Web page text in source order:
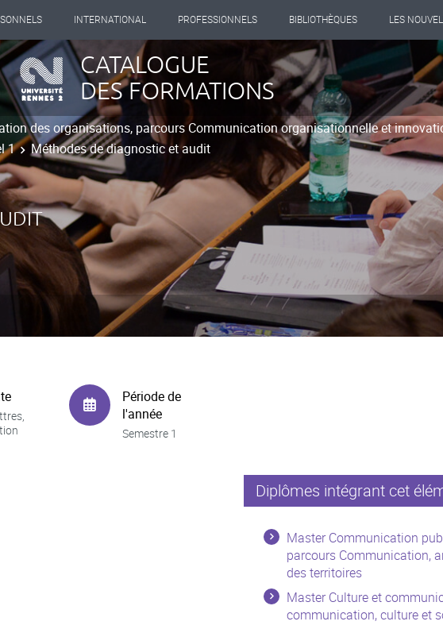
INTERNATIONAL PROFESSIONNELS BIBLIOTHÈQUES LES
CATALOGUE
DES FORMATIONS
des organisations, parcours Communication organisationnelle et
1
Méthodes de diagnostic et audit
Période de
l'année
Semestre 1
Diplômes intégrant cet
Master Communication
parcours Communication,
des territoires
Master Culture et
communication, culture et